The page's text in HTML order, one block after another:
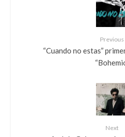
Previous
“Cuando no estas”
Next